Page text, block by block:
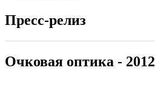
Пресс-релиз
Очковая оптика - 2012